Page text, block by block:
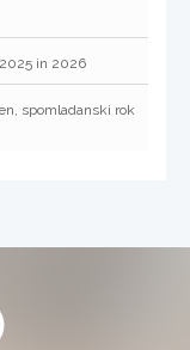
in 2026
spomladanski rok